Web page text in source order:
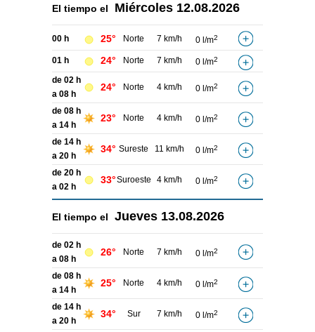
El tiempo el Miércoles 12.08.2026
00 h 25° Norte 7 km/h 0 l/m2
01 h 24° Norte 7 km/h 0 l/m2
de 02 h
a 08 h
24° Norte 4 km/h 0 l/m2
de 08 h
a 14 h
23° Norte 4 km/h 0 l/m2
de 14 h
a 20 h
34° Sureste 11 km/h 0 l/m2
de 20 h
a 02 h
33°Suroeste 4 km/h 0 l/m2
El tiempo el Jueves 13.08.2026
de 02 h
a 08 h
26° Norte 7 km/h 0 l/m2
de 08 h
a 14 h
25° Norte 4 km/h 0 l/m2
de 14 h
a 20 h
34° Sur 7 km/h 0 l/m2